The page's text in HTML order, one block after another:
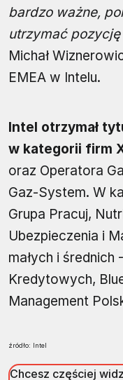
bardzo ważne,
utrzymać
Michał
EMEA w Intelu.
Intel otrzymał
w kategorii firm
oraz Operatora
Gaz-System. W
Grupa Pracuj,
Ubezpieczenia i
małych i średnich
Kredytowych,
Management
źródło: Intel
Chcesz częściej